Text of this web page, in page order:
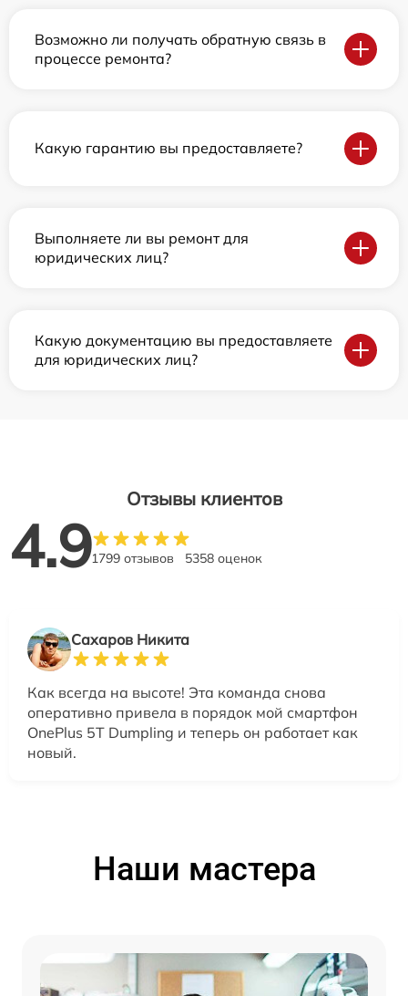
Возможно ли получать обратную связь в
процессе ремонта?
Какую гарантию вы предоставляете?
Выполняете ли вы ремонт для
юридических лиц?
Какую документацию вы предоставляете
для юридических лиц?
Отзывы клиентов
4.91799 отзывов 5358 оценок
Сахаров Никита
Как всегда на высоте! Эта команда снова
оперативно привела в порядок мой смартфон
OnePlus 5T Dumpling и теперь он работает как
новый.
Наши мастера